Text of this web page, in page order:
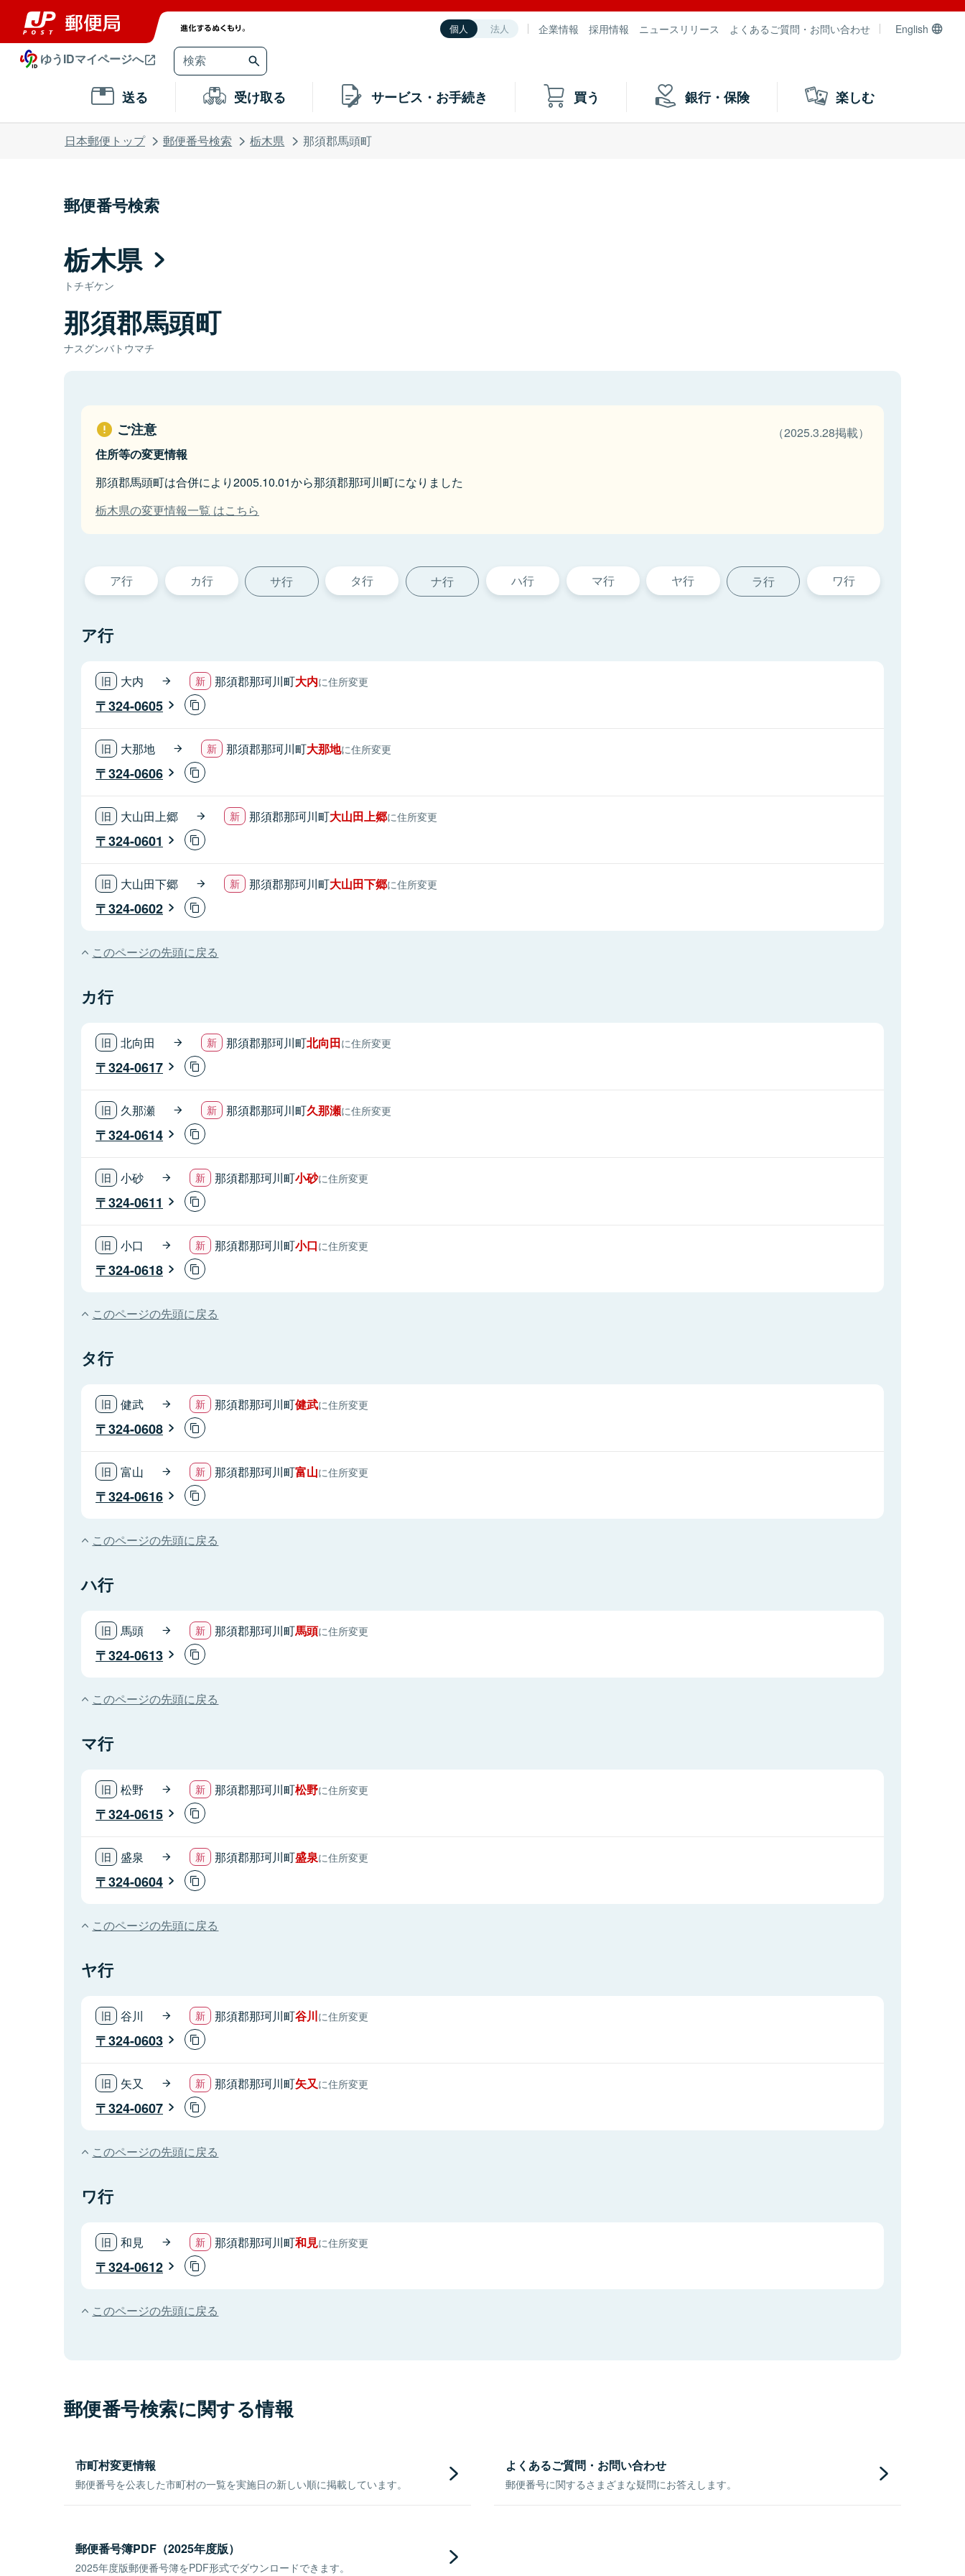
個人 法人 企業情報 採用情報 ニュースリリース よくあるご質問・お問い合わせ English
ゆうIDマイページへ
送る 受け取る サービス・お手続き 買う 銀行・保険 楽しむ
日本郵便トップ 郵便番号検索 栃木県 那須郡馬頭町
郵便番号検索
栃木県
トチギケン
那須郡馬頭町
ナスグンバトウマチ
ご注意
（2025.3.28掲載）
住所等の変更情報
那須郡馬頭町は合併により2005.10.01から那須郡那珂川町になりました
栃木県の変更情報一覧 はこちら
ア行 カ行 サ行 タ行 ナ行 ハ行 マ行 ヤ行 ラ行 ワ行
ア行
大内 那須郡那珂川町大内に住所変更
324-0605
大那地 那須郡那珂川町大那地に住所変更
324-0606
大山田上郷 那須郡那珂川町大山田上郷に住所変更
324-0601
大山田下郷 那須郡那珂川町大山田下郷に住所変更
324-0602
このページの先頭に戻る
カ行
北向田 那須郡那珂川町北向田に住所変更
324-0617
久那瀬 那須郡那珂川町久那瀬に住所変更
324-0614
小砂 那須郡那珂川町小砂に住所変更
324-0611
小口 那須郡那珂川町小口に住所変更
324-0618
このページの先頭に戻る
タ行
健武 那須郡那珂川町健武に住所変更
324-0608
富山 那須郡那珂川町富山に住所変更
324-0616
このページの先頭に戻る
ハ行
馬頭 那須郡那珂川町馬頭に住所変更
324-0613
このページの先頭に戻る
マ行
松野 那須郡那珂川町松野に住所変更
324-0615
盛泉 那須郡那珂川町盛泉に住所変更
324-0604
このページの先頭に戻る
ヤ行
谷川 那須郡那珂川町谷川に住所変更
324-0603
矢又 那須郡那珂川町矢又に住所変更
324-0607
このページの先頭に戻る
ワ行
和見 那須郡那珂川町和見に住所変更
324-0612
このページの先頭に戻る
郵便番号検索に関する情報
市町村変更情報
郵便番号を公表した市町村の一覧を実施日の新しい順に掲載しています。
よくあるご質問・お問い合わせ
郵便番号に関するさまざまな疑問にお答えします。
郵便番号簿PDF（2025年度版）
2025年度版郵便番号簿をPDF形式でダウンロードできます。